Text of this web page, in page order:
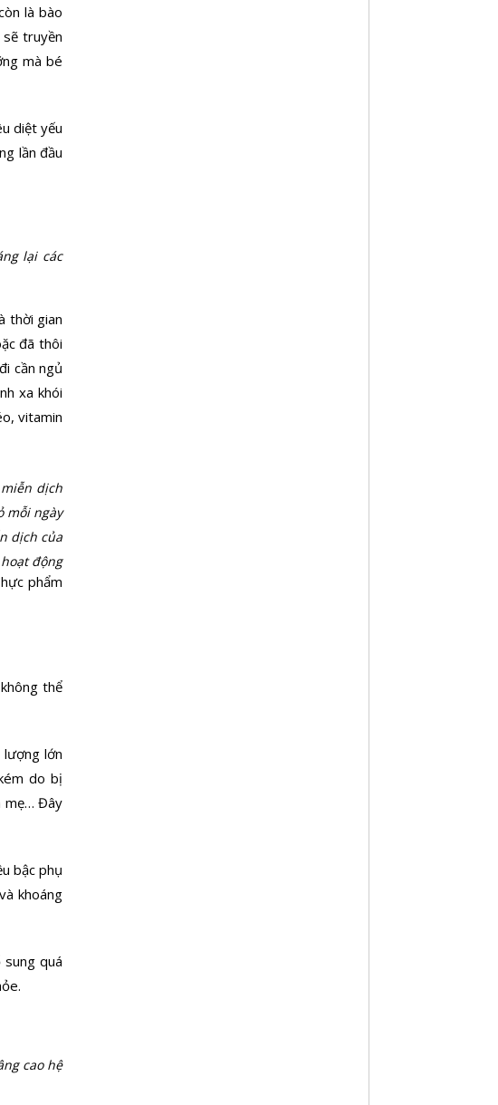
là bào
truyền
mà bé
diệt yếu
lần đầu
lại các
thời gian
đã thôi
cần ngủ
xa khói
vitamin
dịch
mỗi ngày
dịch của
động
phẩm
thể
lượng lớn
do bị
mẹ… Đây
bậc phụ
khoáng
quá
cao hệ